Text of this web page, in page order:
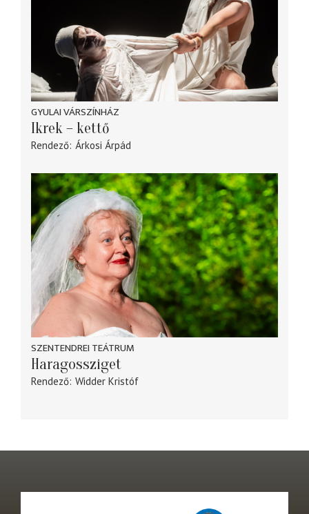
GYULAI VÁRSZÍNHÁZ
Ikrek – kettő
Rendező Árkosi Árpád
SZENTENDREI TEÁTRUM
Haragossziget
Rendező Widder Kristóf